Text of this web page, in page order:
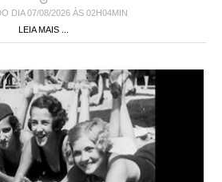
DIA 07/08/2026 ÀS 02H04MIN
LEIA MAIS ...